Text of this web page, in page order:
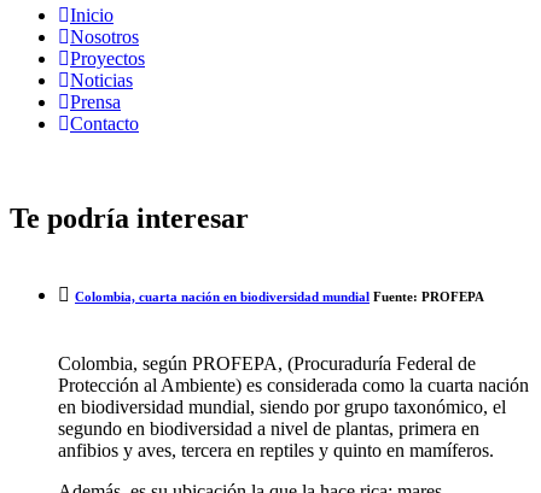
Inicio
Nosotros
Proyectos
Noticias
Prensa
Contacto
Te podría interesar
Colombia, cuarta nación en biodiversidad mundial Fuente: PROFEPA
Colombia, según PROFEPA, (Procuraduría Federal de
Protección al Ambiente) es considerada como la cuarta nación
en biodiversidad mundial, siendo por grupo taxonómico, el
segundo en biodiversidad a nivel de plantas, primera en
anfibios y aves, tercera en reptiles y quinto en mamíferos.